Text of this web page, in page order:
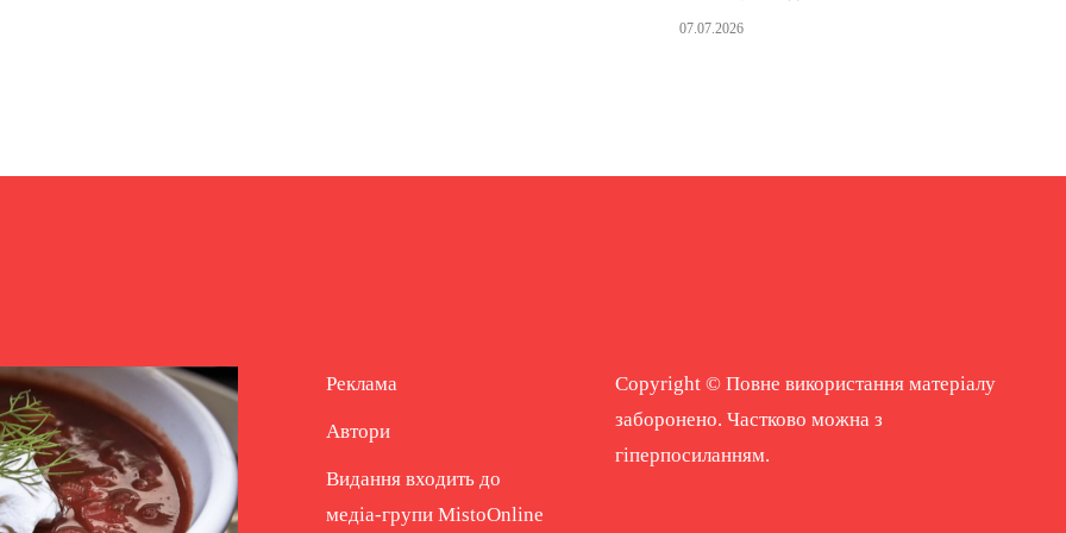
07.07.2026
Реклама
Автори
Видання входить до
медіа-групи MistoOnline
Copyright © Повне використання матеріалу
заборонено. Частково можна з
гіперпосиланням.